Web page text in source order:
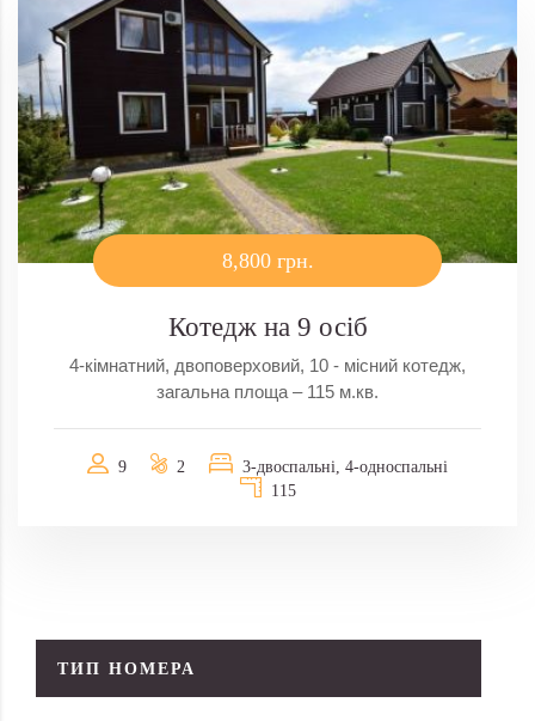
8,800 грн.
Котедж на 9 осіб
4-кімнатний, двоповерховий, 10 - місний котедж,
загальна площа – 115 м.кв.
9 2
3-двоспальні, 4-односпальні
115
ТИП НОМЕРА